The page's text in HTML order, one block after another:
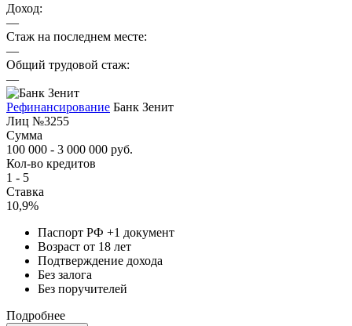
Доход:
—
Стаж на последнем месте:
—
Общий трудовой стаж:
—
Рефинансирование Банк Зенит
Лиц №3255
Сумма
100 000 - 3 000 000 руб.
Кол-во кредитов
1 - 5
Ставка
10,9%
Паспорт РФ +1 документ
Возраст от 18 лет
Подтверждение дохода
Без залога
Без поручителей
Подробнее